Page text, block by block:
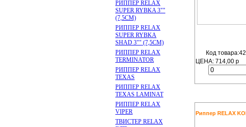
РИППЕР RELAX
SUPER RYBKA 3""
(7,5CM)
РИППЕР RELAX
SUPER RYBKA
SHAD 3"" (7,5CM)
РИППЕР RELAX
TERMINATOR
РИППЕР RELAX
TEXAS
РИППЕР RELAX
TEXAS LAMINAT
РИППЕР RELAX
VIPER
ТВИСТЕР RELAX
Код
ЦЕНА: 714,00 р
Риппер RELAX